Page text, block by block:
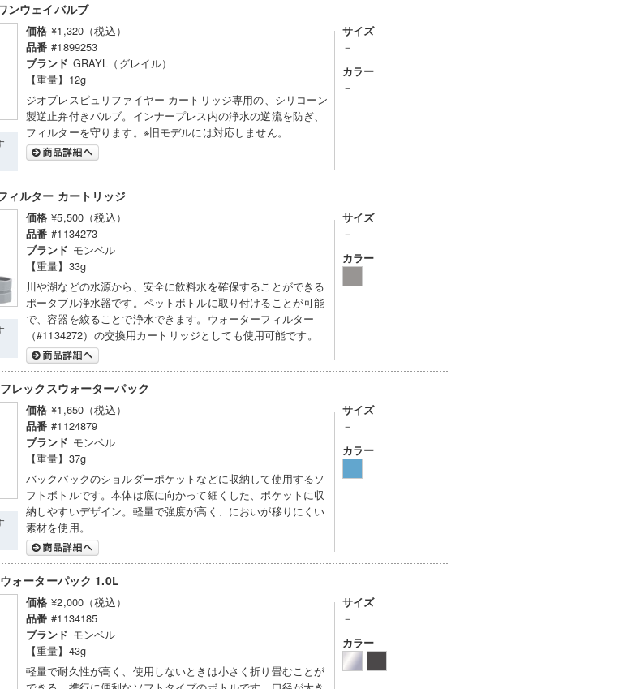
ンウェイバルブ
価格 ¥1,320（税込）
品番 #1899253
ブランド GRAYL（グレイル）
【重量】12g
ジオプレスピュリファイヤー カートリッジ専用の、シリコーン
製逆止弁付きバルブ。インナープレス内の浄水の逆流を防ぎ、
フィルターを守ります。※旧モデルには対応しません。
サイズ
－
カラー
－
ィルター カートリッジ
価格 ¥5,500（税込）
品番 #1134273
ブランド モンベル
【重量】33g
川や湖などの水源から、安全に飲料水を確保することができる
ポータブル浄水器です。ペットボトルに取り付けることが可能
で、容器を絞ることで浄水できます。ウォーターフィルター
（#1134272）の交換用カートリッジとしても使用可能です。
サイズ
－
カラー
レックスウォーターパック
価格 ¥1,650（税込）
品番 #1124879
ブランド モンベル
【重量】37g
バックパックのショルダーポケットなどに収納して使用するソ
フトボトルです。本体は底に向かって細くした、ポケットに収
納しやすいデザイン。軽量で強度が高く、においが移りにくい
素材を使用。
サイズ
－
カラー
ォーターパック 1.0L
価格 ¥2,000（税込）
品番 #1134185
ブランド モンベル
【重量】43g
軽量で耐久性が高く、使用しないときは小さく折り畳むことが
サイズ
－
カラー